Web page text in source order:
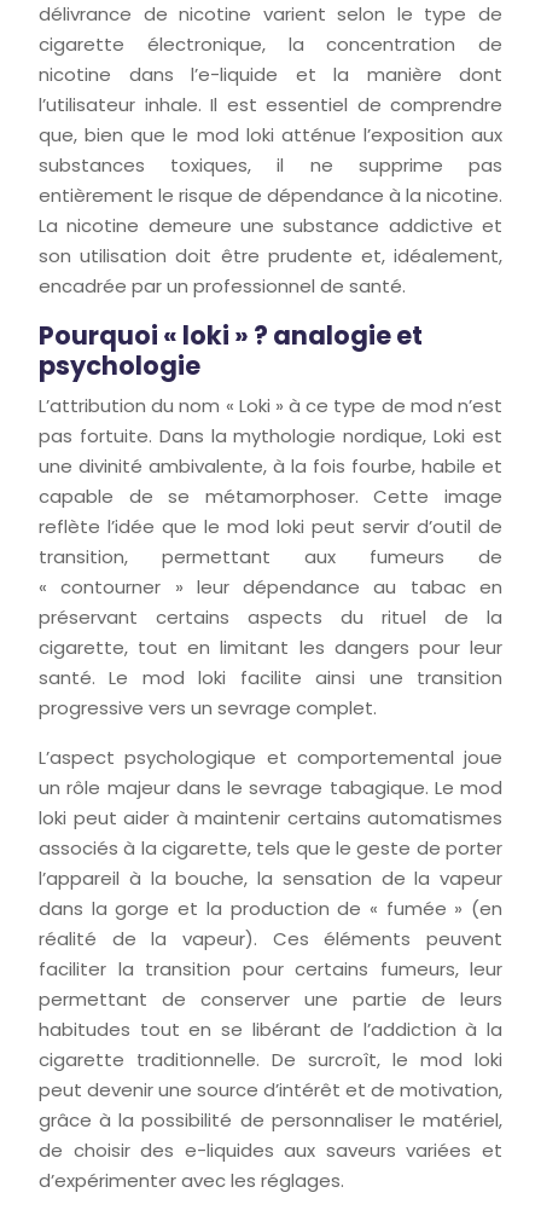
délivrance de nicotine varient selon le type de
cigarette électronique, la concentration de
nicotine dans l’e-liquide et la manière dont
l’utilisateur inhale. Il est essentiel de comprendre
que, bien que le mod loki atténue l’exposition aux
substances toxiques, il ne supprime pas
entièrement le risque de dépendance à la nicotine.
La nicotine demeure une substance addictive et
son utilisation doit être prudente et, idéalement,
encadrée par un professionnel de santé.
Pourquoi « loki » ? analogie et
psychologie
L’attribution du nom « Loki » à ce type de mod n’est
pas fortuite. Dans la mythologie nordique, Loki est
une divinité ambivalente, à la fois fourbe, habile et
capable de se métamorphoser. Cette image
reflète l’idée que le mod loki peut servir d’outil de
transition, permettant aux fumeurs de
« contourner » leur dépendance au tabac en
préservant certains aspects du rituel de la
cigarette, tout en limitant les dangers pour leur
santé. Le mod loki facilite ainsi une transition
progressive vers un sevrage complet.
L’aspect psychologique et comportemental joue
un rôle majeur dans le sevrage tabagique. Le mod
loki peut aider à maintenir certains automatismes
associés à la cigarette, tels que le geste de porter
l’appareil à la bouche, la sensation de la vapeur
dans la gorge et la production de « fumée » (en
réalité de la vapeur). Ces éléments peuvent
faciliter la transition pour certains fumeurs, leur
permettant de conserver une partie de leurs
habitudes tout en se libérant de l’addiction à la
cigarette traditionnelle. De surcroît, le mod loki
peut devenir une source d’intérêt et de motivation,
grâce à la possibilité de personnaliser le matériel,
de choisir des e-liquides aux saveurs variées et
d’expérimenter avec les réglages.